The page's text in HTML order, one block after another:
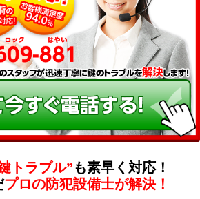
トラブル”も素早く対応！
プロの防犯設備士が解決！